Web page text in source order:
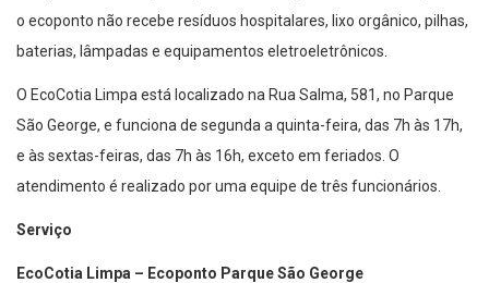
o ecoponto não recebe resíduos hospitalares, lixo orgânico, pilhas,
baterias, lâmpadas e equipamentos eletroeletrônicos.
O EcoCotia Limpa está localizado na Rua Salma, 581, no Parque
São George, e funciona de segunda a quinta-feira, das 7h às 17h,
e às sextas-feiras, das 7h às 16h, exceto em feriados. O
atendimento é realizado por uma equipe de três funcionários.
Serviço
EcoCotia Limpa – Ecoponto Parque São George